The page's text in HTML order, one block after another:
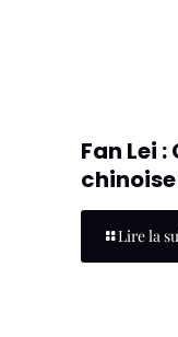
Fan Lei
Lire la